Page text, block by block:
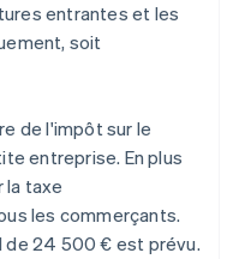
entrantes et les
soit
de l'impôt sur le
entreprise. En plus
la taxe
les commerçants.
24 500 € est prévu.